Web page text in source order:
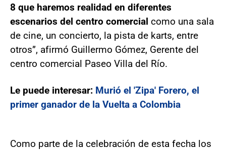
8 que haremos realidad en diferentes
escenarios del centro comercial como una sala
de cine, un concierto, la pista de karts, entre
otros”, afirmó Guillermo Gómez, Gerente del
centro comercial Paseo Villa del Río.
Le puede interesar: Murió el 'Zipa' Forero, el
primer ganador de la Vuelta a Colombia
Como parte de la celebración de esta fecha los